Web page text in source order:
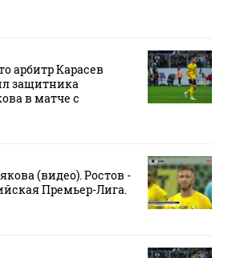
арбитр Карасев
защитника
в матче с
(видео). Ростов -
Премьер-Лига.